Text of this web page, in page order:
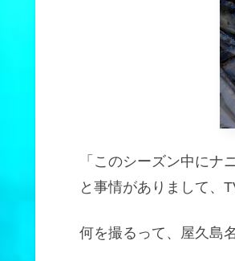
「このシーズン中に
と事情がありまして、
何を撮るって、屋久島